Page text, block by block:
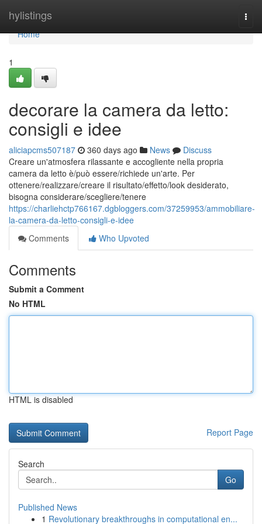
hylistings
Home
Home
1
decorare la camera da letto:
consigli e idee
aliciapcms507187 360 days ago News
Discuss
Creare un'atmosfera rilassante e accogliente nella propria
camera da letto è/può essere/richiede un'arte. Per
ottenere/realizzare/creare il risultato/effetto/look desiderato,
bisogna considerare/scegliere/tenere
https://charliehctp766167.dgbloggers.com/37259953/ammobiliare-
la-camera-da-letto-consigli-e-idee
Comments
Who Upvoted
Comments
Submit a Comment
No HTML
HTML is disabled
Report Page
Search
Go
Published News
1 Revolutionary breakthroughs in computational en...